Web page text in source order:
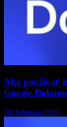
Ako používať
Google
18. februára 2026